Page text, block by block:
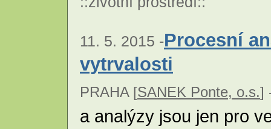
11. 5. 2015 -Procesní
vytrvalosti
PRAHA [SANEK Ponte, o.s.]
a analýzy jsou jen pro